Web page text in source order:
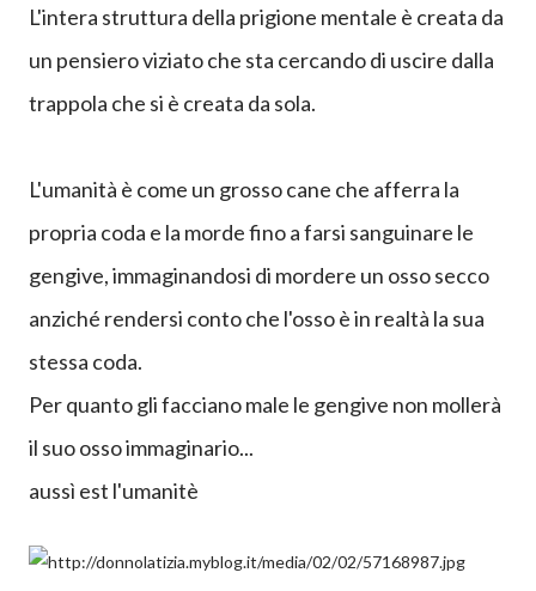
IL CANE CHE SI MORDE LA CODA
L'intera struttura della prigione mentale è creata da
un pensiero viziato che sta cercando di uscire dalla
trappola che si è creata da sola.
L'umanità è come un grosso cane che afferra la
propria coda e la morde fino a farsi sanguinare le
gengive, immaginandosi di mordere un osso secco
anziché rendersi conto che l'osso è in realtà la sua
Per quanto gli facciano male le gengive non mollerà